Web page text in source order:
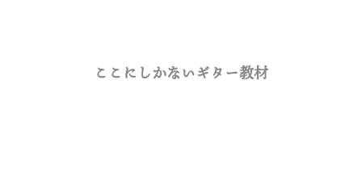
ここにしかないギター教材